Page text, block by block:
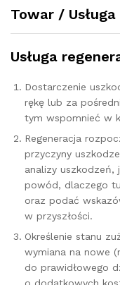
Towar / Usługa
Usługa
Dostarczenie
rękę lub za
tym wspomnieć w
Regeneracja
przyczyny
analizy uszkodzeń,
powód, dlaczego
oraz podać
w przyszłości.
Określenie stanu
wymiana na nowe
do prawidłowego
o dodatkowych